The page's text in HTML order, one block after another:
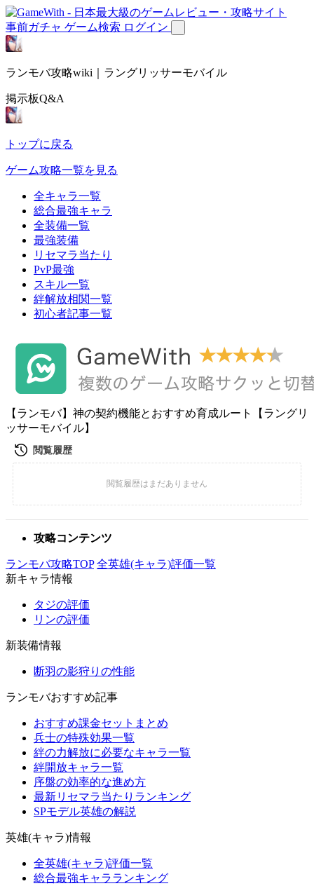
事前ガチャ ゲーム検索 ログイン
ランモバ攻略wiki｜ラングリッサーモバイル
掲示板Q&A
トップに戻る
ゲーム攻略一覧を見る
全キャラ一覧
総合最強キャラ
全装備一覧
最強装備
リセマラ当たり
PvP最強
スキル一覧
絆解放相関一覧
初心者記事一覧
【ランモバ】神の契約機能とおすすめ育成ルート【ラングリ
ッサーモバイル】
攻略コンテンツ
ランモバ攻略TOP 全英雄(キャラ)評価一覧
新キャラ情報
タジの評価
リンの評価
新装備情報
断羽の影狩りの性能
ランモバおすすめ記事
おすすめ課金セットまとめ
兵士の特殊効果一覧
絆の力解放に必要なキャラ一覧
絆開放キャラ一覧
序盤の効率的な進め方
最新リセマラ当たりランキング
SPモデル英雄の解説
英雄(キャラ)情報
全英雄(キャラ)評価一覧
総合最強キャラランキング